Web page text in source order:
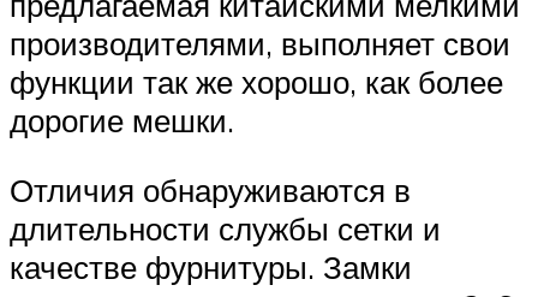
производителями, выполняет свои
функции так же хорошо, как более
дорогие мешки.
Отличия обнаруживаются в
длительности службы сетки и
качестве фурнитуры. Замки